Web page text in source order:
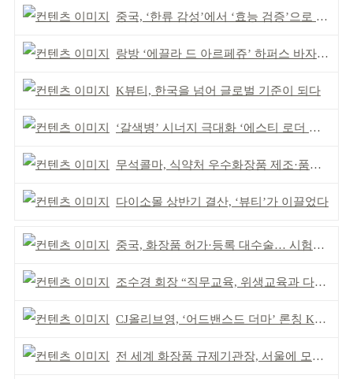
중국, ‘한류 감성’에서 ‘효능 검증’으로 중심 이동
랑방 ‘에끌라 드 아르페쥬’ 하퍼스 바자 화보 공개
K뷰티, 한국을 넘어 글로벌 기준이 되다
‘갈색병’ 시너지 극대화 ‘에스티 로더 스킨부스터’ 출시
무석콜마, 식약처 우수화장품 제조·품질관리 체계 인정
다이소몰 상반기 결산, ‘뷰티’가 이끌었다
중국, 화장품 허가·등록 대수술… 시험자료 공용 허용
조수경 회장 “직무교육, 위생교육과 다르다”
CJ올리브영, ‘어드밴스드 더마’ 론칭 K더마 육성 박차
전 세계 화장품 규제기관장, 서울에 모인다